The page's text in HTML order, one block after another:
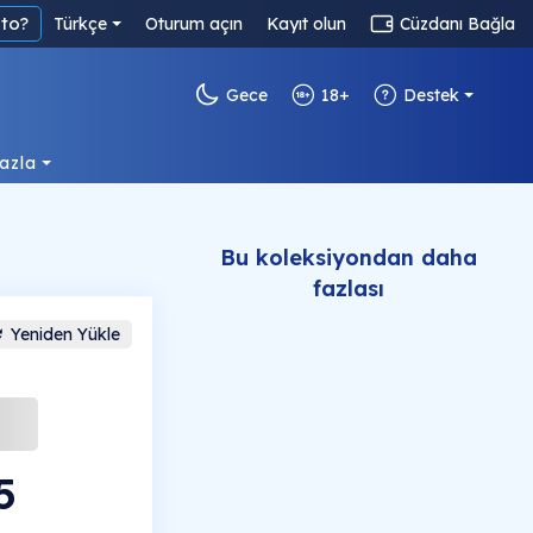
Türkçe Oturum açın Kayıt olun Cüzdanı Bağla
Gece 18+ Destek
Yeniden Yükle
Bu koleksiyondan daha
fazlası